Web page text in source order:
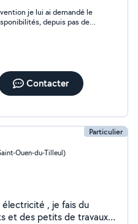
je lui ai demandé le
depuis pas de
Contacter
Particulier
Ouen-du-Tilleul)